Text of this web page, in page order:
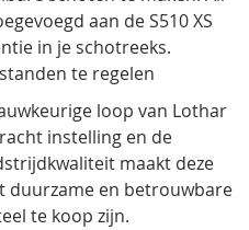
aan de S510 XS
in je schotreeks.
te regelen
loop van Lothar
instelling en de
maakt deze
duurzame en betrouwbare
te koop zijn.